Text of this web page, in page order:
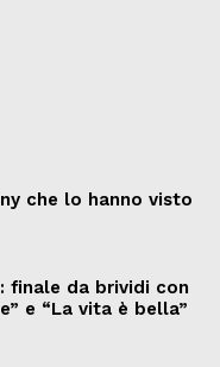
che lo hanno visto
finale da brividi con
e “La vita è bella”